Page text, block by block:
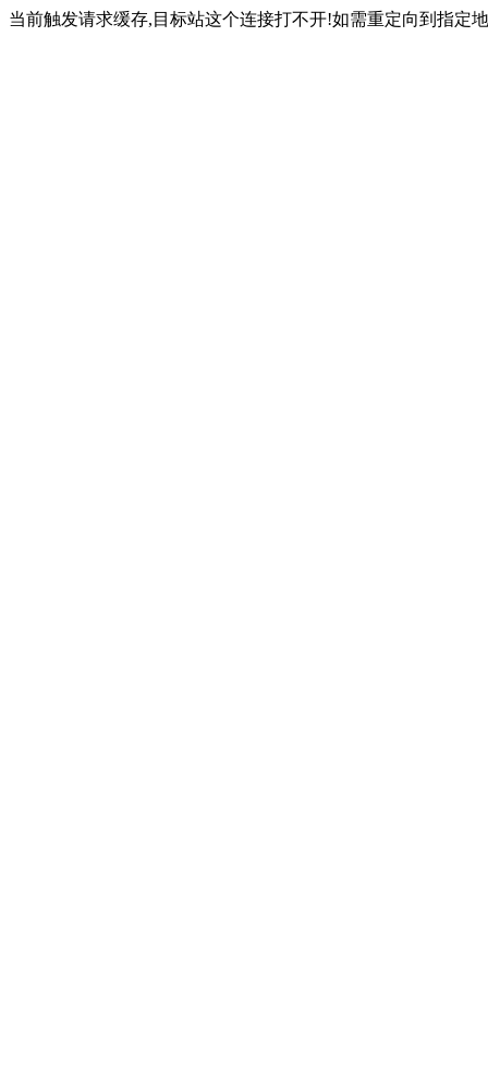
当前触发请求缓存,目标站这个连接打不开!如需重定向到指定